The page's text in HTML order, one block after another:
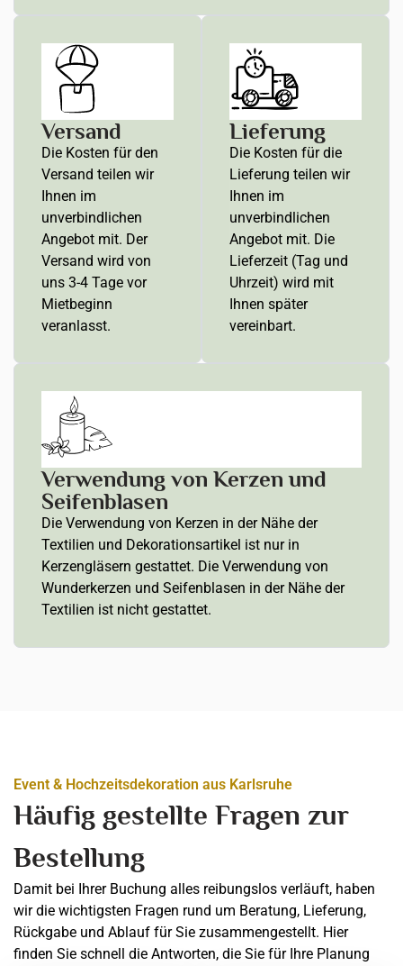
Versand
Die Kosten für den
Versand teilen wir
Ihnen im
unverbindlichen
Angebot mit. Der
Versand wird von
uns 3-4 Tage vor
Mietbeginn
veranlasst.
Lieferung
Die Kosten für die
Lieferung teilen wir
Ihnen im
unverbindlichen
Angebot mit. Die
Lieferzeit (Tag und
Uhrzeit) wird mit
Ihnen später
vereinbart.
Verwendung von Kerzen und
Seifenblasen
Die Verwendung von Kerzen in der Nähe der
Textilien und Dekorationsartikel ist nur in
Kerzengläsern gestattet. Die Verwendung von
Wunderkerzen und Seifenblasen in der Nähe der
Textilien ist nicht gestattet.
Event & Hochzeitsdekoration aus Karlsruhe
Häufig gestellte Fragen zur
Bestellung
Damit bei Ihrer Buchung alles reibungslos verläuft, haben
wir die wichtigsten Fragen rund um Beratung, Lieferung,
Rückgabe und Ablauf für Sie zusammengestellt. Hier
finden Sie schnell die Antworten, die Sie für Ihre Planung